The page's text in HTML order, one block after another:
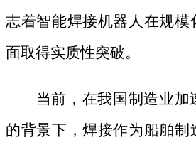
志着智能焊接机器人在规模
面取得实质性突破。
当前，在我国制造业加
的背景下，焊接作为船舶制